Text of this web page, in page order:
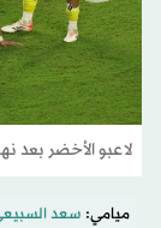
لاعبو الأخضر بعد
ميامي: سعد